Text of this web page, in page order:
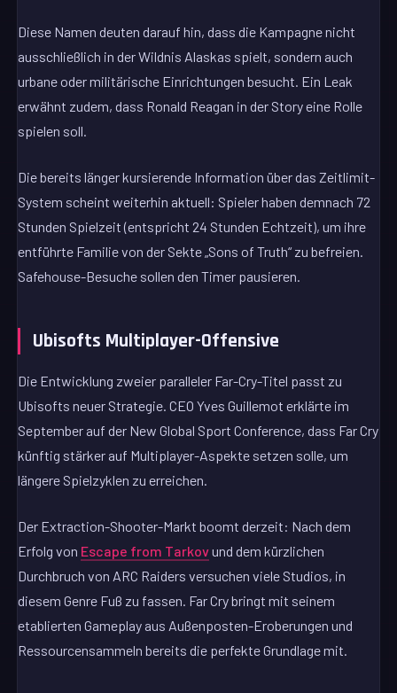
Diese Namen deuten darauf hin, dass die Kampagne nicht
ausschließlich in der Wildnis Alaskas spielt, sondern auch
urbane oder militärische Einrichtungen besucht. Ein Leak
erwähnt zudem, dass Ronald Reagan in der Story eine Rolle
spielen soll.
Die bereits länger kursierende Information über das Zeitlimit-
System scheint weiterhin aktuell: Spieler haben demnach 72
Stunden Spielzeit (entspricht 24 Stunden Echtzeit), um ihre
entführte Familie von der Sekte „Sons of Truth“ zu befreien.
Safehouse-Besuche sollen den Timer pausieren.
Ubisofts Multiplayer-Offensive
Die Entwicklung zweier paralleler Far-Cry-Titel passt zu
Ubisofts neuer Strategie. CEO Yves Guillemot erklärte im
September auf der New Global Sport Conference, dass Far Cry
künftig stärker auf Multiplayer-Aspekte setzen solle, um
längere Spielzyklen zu erreichen.
Der Extraction-Shooter-Markt boomt derzeit: Nach dem
Erfolg von Escape from Tarkovund dem kürzlichen
Durchbruch von ARC Raiders versuchen viele Studios, in
diesem Genre Fuß zu fassen. Far Cry bringt mit seinem
etablierten Gameplay aus Außenposten-Eroberungen und
Ressourcensammeln bereits die perfekte Grundlage mit.